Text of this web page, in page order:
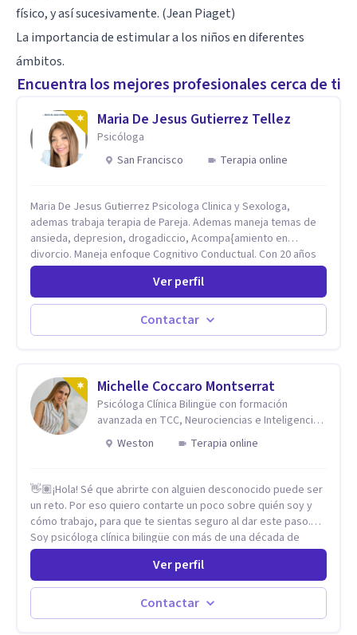
físico, y así sucesivamente. (Jean Piaget)
La importancia de estimular a los niños en diferentes
ámbitos.
Encuentra los mejores profesionales cerca de ti
Maria De Jesus Gutierrez Tellez
Psicóloga
San Francisco
Terapia online
Maria De Jesus Gutierrez Psicologa Clinica y Sexologa,
ademas trabaja terapia de Pareja. Ademas maneja temas de
ansieda, depresion, drogadiccio, Acompa{amiento en
divorcio. Maneja enfoque Cognitivo Conductual. Con 20 años
de experiencia, constantemente capacitandose en las
diferntes areas de la Salud Mental.
Ver perfil
Contactar
Michelle Coccaro Montserrat
Psicóloga Clínica Bilingüe con formación
avanzada en TCC, Neurociencias e Inteligencia
Emocional.
Weston Terapia online
👋🏽¡Hola! Sé que abrirte con alguien desconocido puede ser
un reto. Por eso quiero contarte un poco sobre quién soy y
cómo trabajo, para que te sientas seguro al dar este paso.
Soy psicóloga clínica bilingüe con más de una década de
experiencia. He dictado conferencias, escrito artículos y
ejercido como profesora universitaria. Un dato curioso: he
vivido en varios países y conozco de primera mano lo que
significa ser migrante, adaptarse a los cambios y empezar de
nuevo.
Ver perfil
Contactar